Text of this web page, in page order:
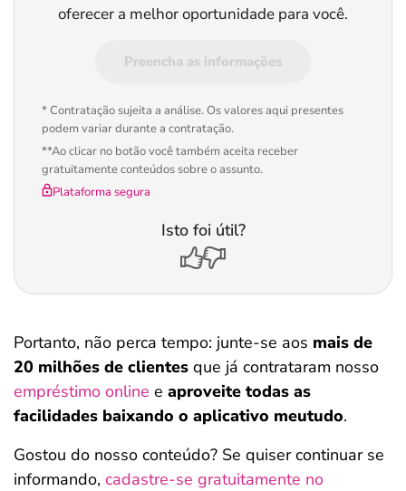
oferecer a melhor oportunidade para você.
Preencha as informações
* Contratação sujeita a análise. Os valores aqui presentes
podem variar durante a contratação.
**Ao clicar no botão você também aceita receber
gratuitamente conteúdos sobre o assunto.
Plataforma segura
Isto foi útil?
Portanto, não perca tempo: junte-se aos mais de
20 milhões de clientes que já contrataram nosso
empréstimo online e aproveite todas as
facilidades baixando o aplicativo meutudo.
Gostou do nosso conteúdo? Se quiser continuar se
informando, cadastre-se gratuitamente no